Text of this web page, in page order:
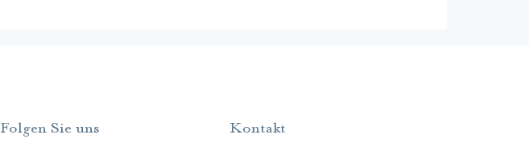
Folgen Sie uns Kontakt